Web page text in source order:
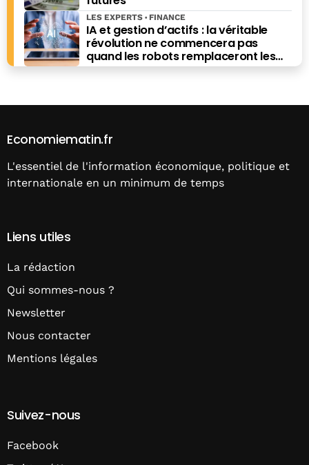
IA et gestion d’actifs : la véritable
révolution ne commencera pas
quand les robots remplaceront les
financiers. Elle commencera quand ils
LES EXPERTS FINANCE
Economiematin.fr
L'essentiel de l'information économique, politique et
internationale en un minimum de temps
Liens utiles
La rédaction
Qui sommes-nous ?
Newsletter
Nous contacter
Mentions légales
Suivez-nous
Facebook